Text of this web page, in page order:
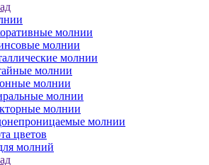
молнии
молнии
молнии
молнии
молнии
молнии
молнии
молнии
цветов
молний